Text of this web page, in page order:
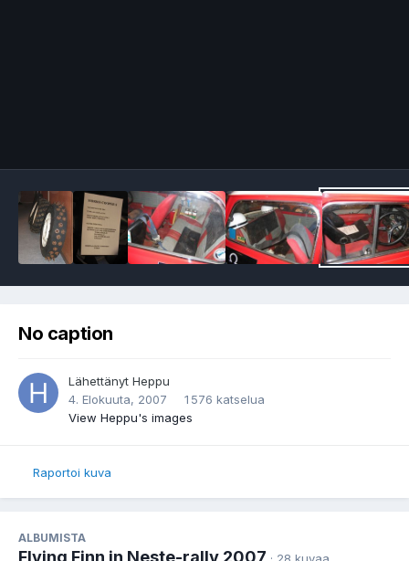
No caption
Lähettänyt Heppu
4. Elokuuta, 2007
1 576 katselua
View Heppu's images
Raportoi kuva
ALBUMISTA
Flying Finn in Neste-rally 2007